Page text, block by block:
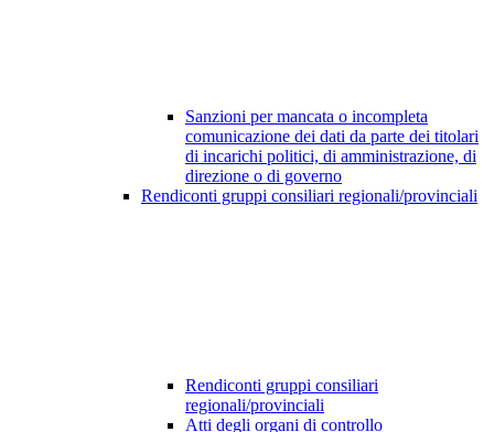
Sanzioni per mancata o incompleta
comunicazione dei dati da parte dei titolari
di incarichi politici, di amministrazione, di
direzione o di governo
Rendiconti gruppi consiliari regionali/provinciali
Rendiconti gruppi consiliari
regionali/provinciali
Atti degli organi di controllo